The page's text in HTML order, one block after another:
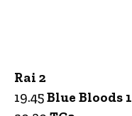
Rai 2
19.45Blue Bloods